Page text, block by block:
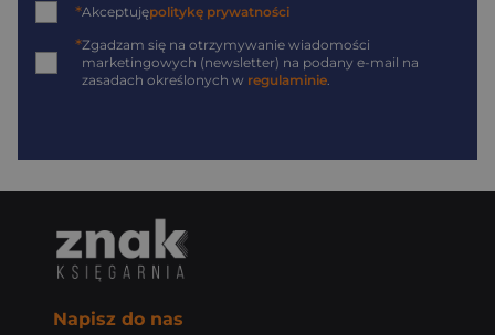
*Akceptujępolitykę prywatności
*Zgadzam się na otrzymywanie wiadomości
marketingowych (newsletter) na podany e-mail na
zasadach określonych w regulaminie
Napisz do nas